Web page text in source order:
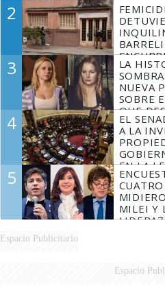
2
3
LA
NUEVA
SOBRE
QUE
MARIDO
4
EL
A LA
EN LA
FUEGO
5
MILEI Y
Espacio Publicitario
Espacio